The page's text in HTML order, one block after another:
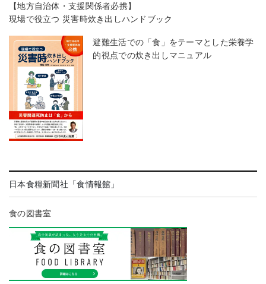
【地方自治体・支援関係者必携】
現場で役立つ 災害時炊き出しハンドブック
避難生活での「食」をテーマとした栄養学
的視点での炊き出しマニュアル
日本食糧新聞社「食情報館」
食の図書室